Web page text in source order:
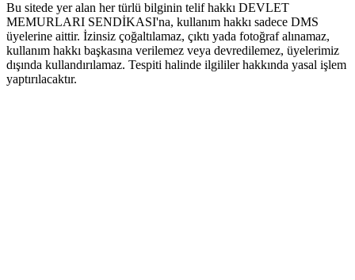
Bu sitede yer alan her türlü bilginin telif hakkı DEVLET
MEMURLARI SENDİKASI'na, kullanım hakkı sadece DMS
üyelerine aittir. İzinsiz çoğaltılamaz, çıktı yada fotoğraf alınamaz,
kullanım hakkı başkasına verilemez veya devredilemez, üyelerimiz
dışında kullandırılamaz. Tespiti halinde ilgililer hakkında yasal işlem
yaptırılacaktır.